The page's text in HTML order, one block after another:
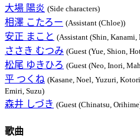
大場 陽炎 (Side characters)
相澤 こたろー (Assistant (Chloe))
安正 まこと (Assistant (Shin,
ささき むつみ (Guest (Yue, Shion,
松尾 ゆきひろ (Guest (Neo, Inori,
平 つくね (Kasane, Noel, Yuzuri,
Emiri, Suzu)
森井 しづき (Guest (Chinatsu,
歌曲